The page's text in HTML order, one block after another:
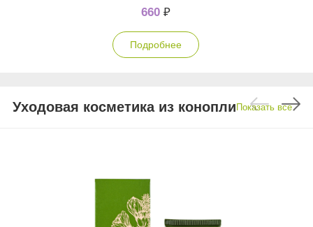
660 ₽
Подробнее
Уходовая косметика из конопли Показать все